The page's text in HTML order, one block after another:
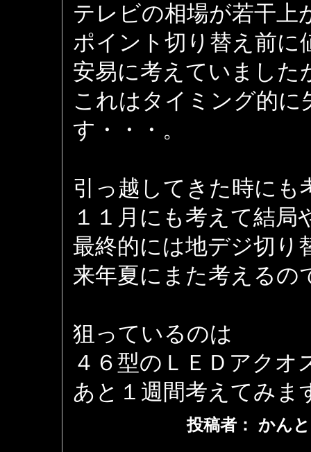
テレビの相場が若干上
ポイント切り替え前に
安易に考えていました
これはタイミング的に
す・・・。
引っ越してきた時にも
１１月にも考えて結局
最終的には地デジ切り
来年夏にまた考えるの
狙っているのは
４６型のＬＥＤアクオ
あと１週間考えてみま
投稿者： かん